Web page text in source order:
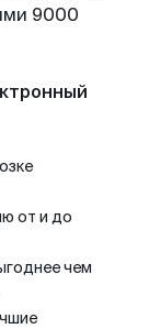
9000
от и до
чем